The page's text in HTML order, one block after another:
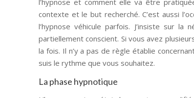
l’hypnose et comment elle va être
contexte et le but recherché. C’est aussi
l’hypnose véhicule parfois. J’insiste sur
partiellement conscient. Si vous avez
la fois. Il n’y a pas de règle établie
suis le rythme que vous souhaitez.
La phase hypnotique